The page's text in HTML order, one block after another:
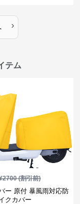
›
テム
2700(割引前)
ー 原付 暴風雨対応防
クカバー